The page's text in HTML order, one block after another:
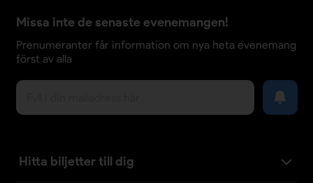
Missa inte de senaste evenemangen!
Prenumeranter får information om nya heta evenemang
först av alla
Hitta biljetter till dig